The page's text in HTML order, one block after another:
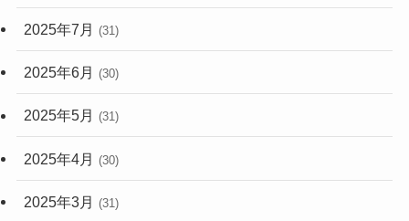
2025年7月 (31)
2025年6月 (30)
2025年5月 (31)
2025年4月 (30)
2025年3月 (31)